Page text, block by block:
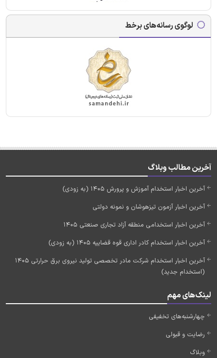
لوگوی رسانه‌های برخط
آخرین مطالب وبلاگ
آخرین اخبار استخدام آموزش و پرورش 1405 (به زودی)
آخرین اخبار آزمون تیزهوشان و نمونه دولتی
آخرین اخبار استخدامی منطقه آزاد تجاری صنعتی 1405
آخرین اخبار استخدام کادر اداری قوه قضاییه 1405 (به زودی)
آخرین اخبار استخدام شرکت مادر تخصصی تولید نیروی برق حرارتی 1405
(استخدام جدید)
لینک‌های مهم
چهارشنبه‌های تخفیفی
رضایت و قبولی
وبلاگ